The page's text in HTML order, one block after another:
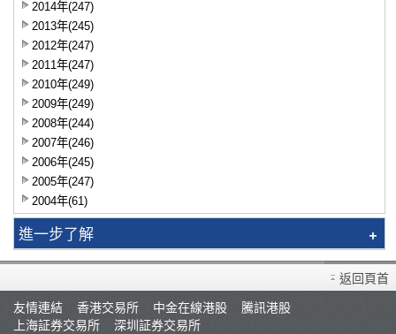
2014年(247)
2013年(245)
2012年(247)
2011年(247)
2010年(249)
2009年(249)
2008年(244)
2007年(246)
2006年(245)
2005年(247)
2004年(61)
進一步了解
智識揀股
市況評論
交易員評論
返回頁首
友情連結
香港交易所 中金在線港股
騰訊港股
上海証券交易所
深圳証券交易所